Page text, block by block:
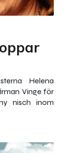
Helena
Vinge för
nisch inom